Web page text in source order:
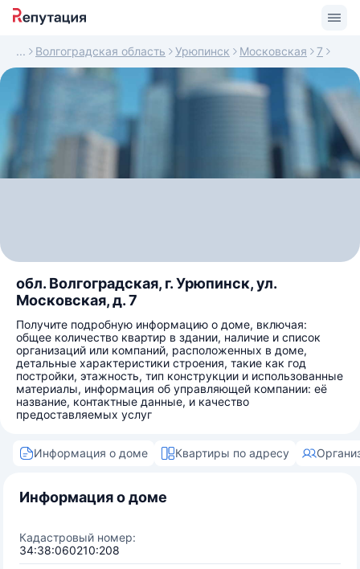
Волгоградская область Урюпинск Московская 7
обл. Волгоградская, г. Урюпинск, ул.
Московская, д. 7
Получите подробную информацию о доме, включая:
общее количество квартир в здании, наличие и список
организаций или компаний, расположенных в доме,
детальные характеристики строения, такие как год
постройки, этажность, тип конструкции и использованные
материалы, информация об управляющей компании: её
название, контактные данные, и качество
предоставляемых услуг
Информация о доме Квартиры по адресу
Информация о доме
Кадастровый номер:
34:38:060210:208